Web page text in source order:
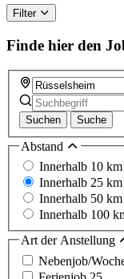
Filter
Finde hier den
Suchen Suche
Abstand
Innerhalb 10 km
Innerhalb 25 km
Innerhalb 50 km
Innerhalb 100
Art der Anstellung
Nebenjob/